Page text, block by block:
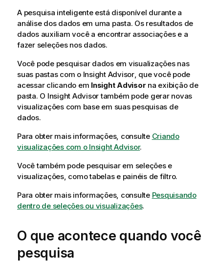
r
m
a
t
v
a
A pesquisa inteligente está disponível durante a
análise dos dados em uma pasta. Os resultados de
dados auxiliam você a encontrar associações e a
fazer seleções nos dados.
Você pode pesquisar dados em visualizações nas
suas pastas com o Insight Advisor, que você pode
acessar clicando em Insight Advisor na exibição de
pasta. O Insight Advisortambém pode gerar novas
visualizações com base em suas pesquisas de
dados.
Para obter mais informações, consulte Criando
visualizações com o Insight Advisor.
Você também pode pesquisar em seleções e
visualizações, como tabelas e painéis de filtro.
Para obter mais informações, consulte Pesquisando
dentro de seleções ou visualizações.
O que acontece quando você
pesquisa